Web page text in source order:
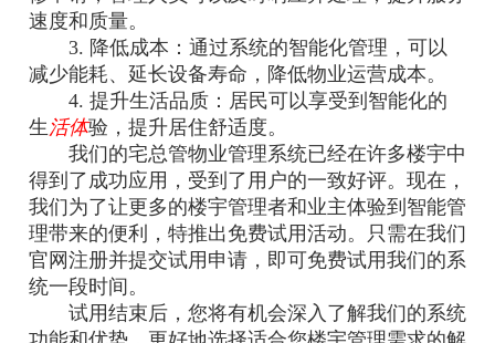
速度和质量。
3. 降低成本：通过系统的智能化管理，可以
减少能耗、延长设备寿命，降低物业运营成本。
4. 提升生活品质：居民可以享受到智能化的
生 活体验，提升居住舒适度。
我们的宅总管物业管理系统已经在许多楼宇中
得到了成功应用，受到了用户的一致好评。现在，
我们为了让更多的楼宇管理者和业主体验到智能管
理带来的便利，特推出免费试用活动。只需在我们
官网注册并提交试用申请，即可免费试用我们的系
统一段时间。
试用结束后，您将有机会深入了解我们的系统